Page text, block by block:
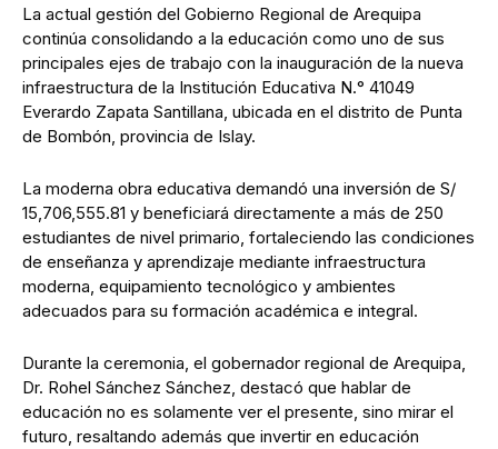
La actual gestión del Gobierno Regional de Arequipa
continúa consolidando a la educación como uno de sus
principales ejes de trabajo con la inauguración de la nueva
infraestructura de la Institución Educativa N.° 41049
Everardo Zapata Santillana, ubicada en el distrito de Punta
de Bombón, provincia de Islay.
La moderna obra educativa demandó una inversión de S/
15,706,555.81 y beneficiará directamente a más de 250
estudiantes de nivel primario, fortaleciendo las condiciones
de enseñanza y aprendizaje mediante infraestructura
moderna, equipamiento tecnológico y ambientes
adecuados para su formación académica e integral.
Durante la ceremonia, el gobernador regional de Arequipa,
Dr. Rohel Sánchez Sánchez, destacó que hablar de
educación no es solamente ver el presente, sino mirar el
futuro, resaltando además que invertir en educación